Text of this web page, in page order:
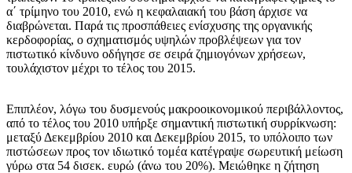
α΄ τρίμηνο του 2010, ενώ η κεφαλαιακή του βάση άρχισε να
διαβρώνεται. Παρά τις προσπάθειες ενίσχυσης της οργανικής
κερδοφορίας, ο σχηματισμός υψηλών προβλέψεων για τον
πιστωτικό κίνδυνο οδήγησε σε σειρά ζημιογόνων χρήσεων,
τουλάχιστον μέχρι το τέλος του 2015.
Επιπλέον, λόγω του δυσμενούς μακροοικονομικού περιβάλλοντος,
από το τέλος του 2010 υπήρξε σημαντική πιστωτική συρρίκνωση:
μεταξύ Δεκεμβρίου 2010 και Δεκεμβρίου 2015, το υπόλοιπο των
πιστώσεων προς τον ιδιωτικό τομέα κατέγραψε σωρευτική μείωση
γύρω στα 54 δισεκ. ευρώ (άνω του 20%). Μειώθηκε η ζήτηση